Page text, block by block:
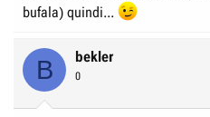
bufala) quindi...
B bekler
0